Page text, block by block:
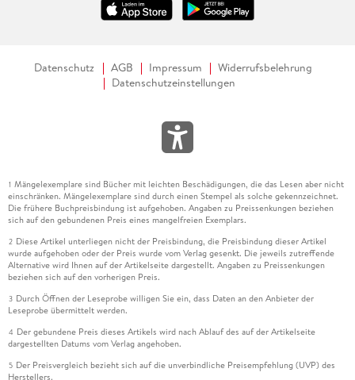
Datenschutz AGB Impressum
Widerrufsbelehrung
Datenschutzeinstellungen
1 Mängelexemplare sind Bücher mit leichten Beschädigungen, die das Lesen aber nicht
einschränken. Mängelexemplare sind durch einen Stempel als solche gekennzeichnet.
Die frühere Buchpreisbindung ist aufgehoben. Angaben zu Preissenkungen beziehen
sich auf den gebundenen Preis eines mangelfreien Exemplars.
2 Diese Artikel unterliegen nicht der Preisbindung, die Preisbindung dieser Artikel
wurde aufgehoben oder der Preis wurde vom Verlag gesenkt. Die jeweils zutreffende
Alternative wird Ihnen auf der Artikelseite dargestellt. Angaben zu Preissenkungen
beziehen sich auf den vorherigen Preis.
3 Durch Öffnen der Leseprobe willigen Sie ein, dass Daten an den Anbieter der
Leseprobe übermittelt werden.
4 Der gebundene Preis dieses Artikels wird nach Ablauf des auf der Artikelseite
dargestellten Datums vom Verlag angehoben.
5 Der Preisvergleich bezieht sich auf die unverbindliche Preisempfehlung (UVP) des
Herstellers.